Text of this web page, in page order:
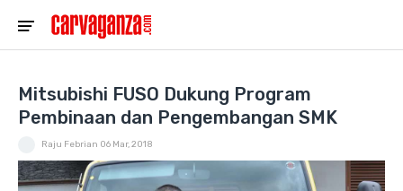
Mitsubishi FUSO Dukung Program
Pembinaan dan Pengembangan SMK
Raju Febrian 06 Mar, 2018